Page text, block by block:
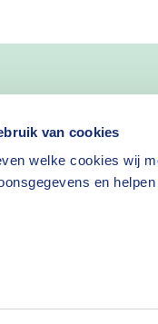
van cookies
welke cookies wij
en